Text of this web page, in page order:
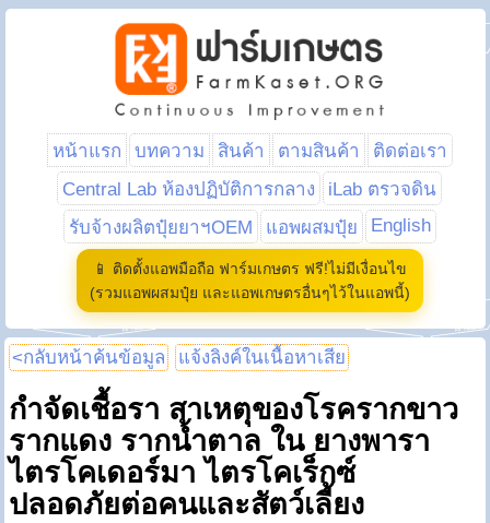
หน้าแรก บทความ สินค้า ตามสินค้า
ติดต่อเรา
Central Lab ห้องปฏิบัติการกลาง
iLab ตรวจดิน
รับจ้างผลิตปุ๋ยยาฯOEM
แอพผสมปุ๋ย English
📱 ติดตั้งแอพมือถือ ฟาร์มเกษตร ฟรี!ไม่มีเงื่อนไข
(รวมแอพผสมปุ๋ย และแอพเกษตรอื่นๆไว้ในแอพนี้)
<กลับหน้าค้นข้อมูล แจ้งลิงค์ในเนื้อหาเสีย
กำจัดเชื้อรา สาเหตุของโรครากขาว
รากแดง รากน้ำตาล ใน ยางพารา
ไตรโคเดอร์มา ไตรโคเร็กซ์
ปลอดภัยต่อคนและสัตว์เลี้ยง